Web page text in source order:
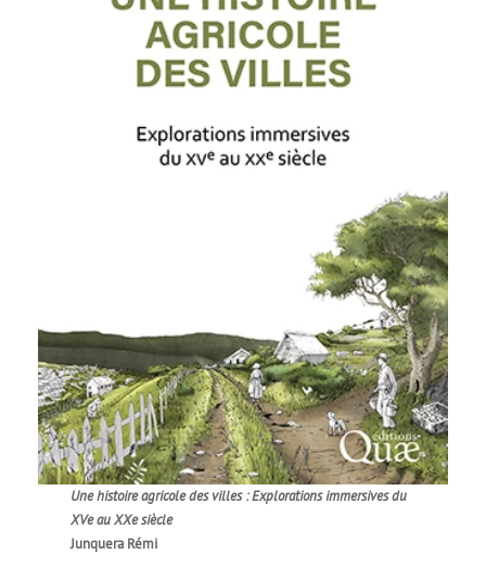
Une histoire agricole des villes : Explorations immersives du
XVe au XXe siècle
Junquera Rémi